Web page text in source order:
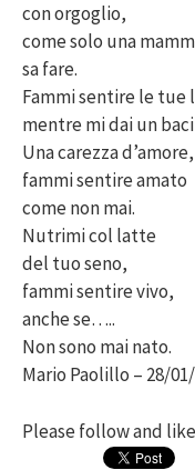
con orgoglio,
come solo una
sa fare.
Fammi sentire le tue
mentre mi dai un
Una carezza d’amore,
fammi sentire amato
come non mai.
Nutrimi col latte
del tuo seno,
fammi sentire vivo,
anche se…..
Non sono mai nato.
Mario Paolillo – 28/
Please follow and